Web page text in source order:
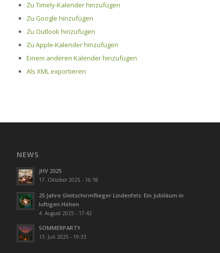
Zu Timely-Kalender hinzufügen
Zu Google hinzufügen
Zu Outlook hinzufügen
Zu Apple-Kalender hinzufügen
Einem anderen Kalender hinzufügen
Als XML exportieren
NEWS
JHV 2025
17. Oktober 2025 - 16:18
25 Jahre Gleitschirmflieger Lindenfels: Ein Jubiläum in
luftigen Höhen
4. August 2025 - 17:42
SOMMERPARTY
13. Juli 2025 - 19:33